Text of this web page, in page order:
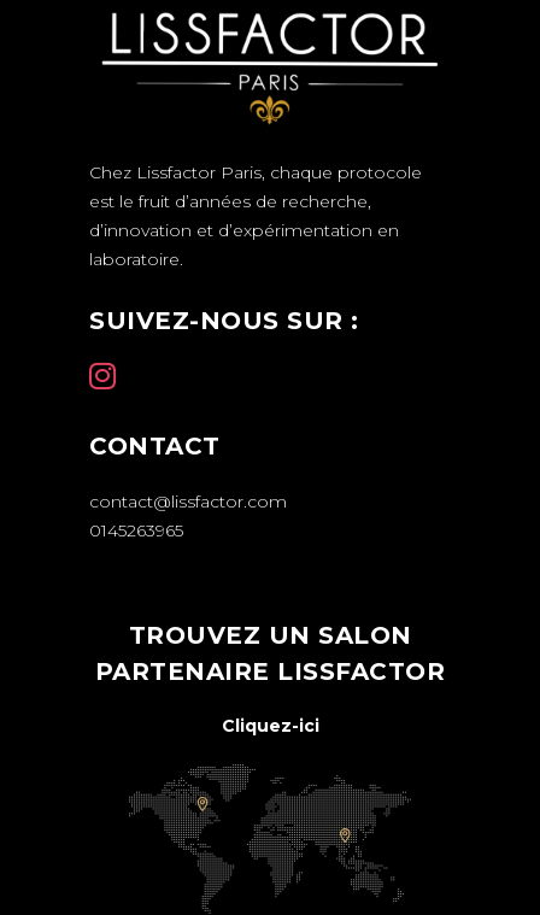
Chez Lissfactor Paris, chaque protocole
est le fruit d’années de recherche,
d’innovation et d’expérimentation en
laboratoire.
SUIVEZ-NOUS SUR :
CONTACT
contact@lissfactor.com
0145263965
TROUVEZ UN SALON
PARTENAIRE LISSFACTOR
Cliquez-ici